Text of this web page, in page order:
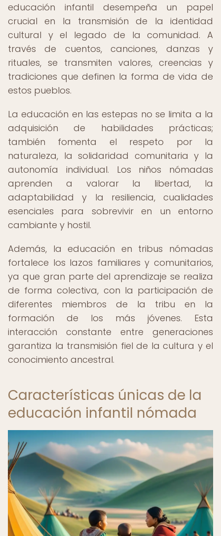
educación infantil desempeña un papel
crucial en la transmisión de la identidad
cultural y el legado de la comunidad. A
través de cuentos, canciones, danzas y
rituales, se transmiten valores, creencias y
tradiciones que definen la forma de vida de
estos pueblos.
La educación en las estepas no se limita a la
adquisición de habilidades prácticas;
también fomenta el respeto por la
naturaleza, la solidaridad comunitaria y la
autonomía individual. Los niños nómadas
aprenden a valorar la libertad, la
adaptabilidad y la resiliencia, cualidades
esenciales para sobrevivir en un entorno
cambiante y hostil.
Además, la educación en tribus nómadas
fortalece los lazos familiares y comunitarios,
ya que gran parte del aprendizaje se realiza
de forma colectiva, con la participación de
diferentes miembros de la tribu en la
formación de los más jóvenes. Esta
interacción constante entre generaciones
garantiza la transmisión fiel de la cultura y el
conocimiento ancestral.
Características únicas de la
educación infantil nómada